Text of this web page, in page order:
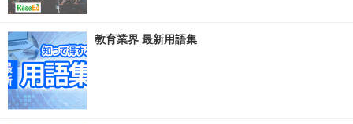
教育業界 最新用語集